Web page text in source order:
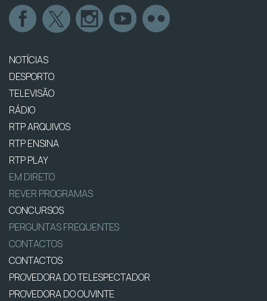
NOTÍCIAS
DESPORTO
TELEVISÃO
RÁDIO
RTP ARQUIVOS
RTP ENSINA
RTP PLAY
EM DIRETO
REVER PROGRAMAS
CONCURSOS
PERGUNTAS FREQUENTES
CONTACTOS
CONTACTOS
PROVEDORA DO TELESPECTADOR
PROVEDORA DO OUVINTE